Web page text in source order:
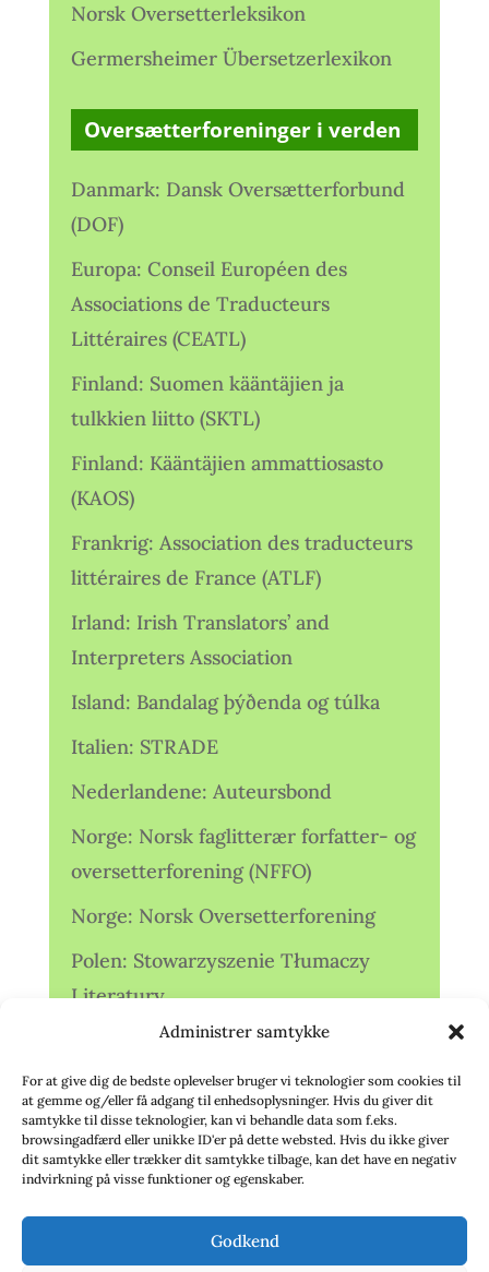
Administrer samtykke
For at give dig de bedste oplevelser bruger vi teknologier som cookies til
at gemme og/eller få adgang til enhedsoplysninger. Hvis du giver dit
samtykke til disse teknologier, kan vi behandle data som f.eks.
browsingadfærd eller unikke ID'er på dette websted. Hvis du ikke giver
dit samtykke eller trækker dit samtykke tilbage, kan det have en negativ
indvirkning på visse funktioner og egenskaber.
Godkend
Norsk Oversetterleksikon
Germersheimer Übersetzerlexikon
Oversætterforeninger i verden
Danmark: Dansk Oversætterforbund
(DOF)
Europa: Conseil Européen des
Associations de Traducteurs
Littéraires (CEATL)
Finland: Suomen kääntäjien ja
tulkkien liitto (SKTL)
Finland: Kääntäjien ammattiosasto
(KAOS)
Frankrig: Association des traducteurs
littéraires de France (ATLF)
Irland: Irish Translators’ and
Interpreters Association
Island: Bandalag þýðenda og túlka
Italien: STRADE
Nederlandene: Auteursbond
Norge: Norsk faglitterær forfatter- og
oversetterforening (NFFO)
Norge: Norsk Oversetterforening
Polen: Stowarzyszenie Tłumaczy
Literatury
Storbritannien: Translators
Association (TA)
Sverige: Översättarsektionen (Ö.)
Sverige: Översättarcentrum (ÖC)
deutschsprachiger Übersetzer (VdÜ)